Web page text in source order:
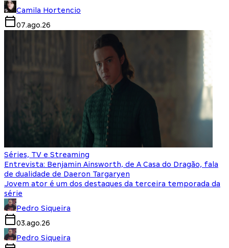
Camila Hortencio
07.ago.26
Séries, TV e Streaming
Entrevista: Benjamin Ainsworth, de A Casa do Dragão, fala
de dualidade de Daeron Targaryen
Jovem ator é um dos destaques da terceira temporada da
série
Pedro Siqueira
03.ago.26
Pedro Siqueira